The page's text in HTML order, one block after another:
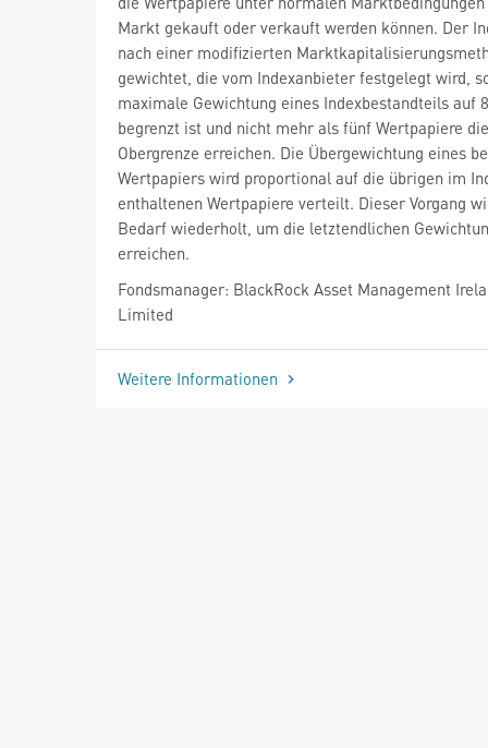
Markt gekauft oder verkauft werden können. Der
nach einer modifizierten
gewichtet, die vom Indexanbieter festgelegt wird,
maximale Gewichtung eines Indexbestandteils auf
begrenzt ist und nicht mehr als fünf Wertpapiere
Obergrenze erreichen. Die Übergewichtung eines
Wertpapiers wird proportional auf die übrigen im
enthaltenen Wertpapiere verteilt. Dieser Vorgang
Bedarf wiederholt, um die letztendlichen
erreichen.
Fondsmanager: BlackRock Asset Management
Limited
Weitere Informationen